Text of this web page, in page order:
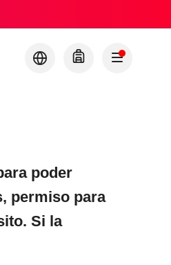
poder
permiso para
Si la